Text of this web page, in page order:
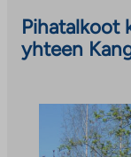
Pihatalkoot
yhteen